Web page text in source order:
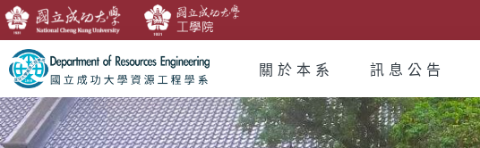
關於本系 訊息公告